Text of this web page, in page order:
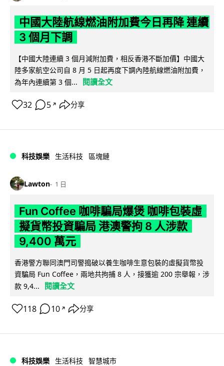
中國大陸航線燃油附加費今日再降 連續
3 個月下調
【中國大陸連續 3 個月減附加費，相反香港不斷加價】中國大
陸多家航空公司自 8 月 5 日起再度下調內陸航線燃油附加費，
為年內連續第 3 個...
閱讀全文
32 5 ↗ 分享
科技娛樂 生活科技 區塊鏈
Lawton 1 日
Fun Coffee 咖啡騙局爆煲 咖啡包裝虛
擬貨幣投資騙局 港澳警拘 8 人涉款
9,400 萬元
香港警方聯同澳門司警搗破以養生咖啡生意包裝的虛擬貨幣投
資騙局 Fun Coffee，兩地共拘捕 8 人，接獲逾 200 宗舉報，涉
款 9,4...
閱讀全文
118 10 ↗ 分享
科技娛樂 生活科技 智慧城市